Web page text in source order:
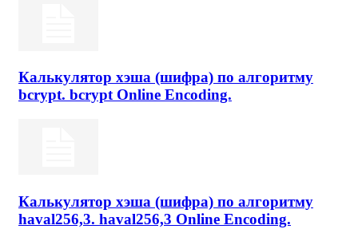
Калькулятор хэша (шифра) по алгоритму
bcrypt. bcrypt Online Encoding.
Калькулятор хэша (шифра) по алгоритму
haval256,3. haval256,3 Online Encoding.